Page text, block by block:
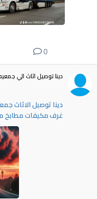
0
دينا توصيل اثاث الي
دينا توصيل الاثاث
غرف مكيفات مطابخ